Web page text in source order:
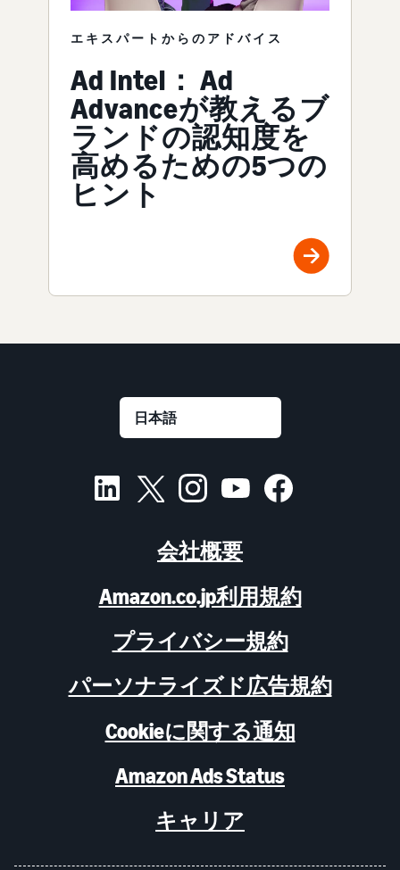
エキスパートからのアドバイス
Ad Intel： Ad
Advanceが教えるブ
ランドの認知度を
高めるための5つの
ヒント
会社概要
Amazon.co.jp利用規約
プライバシー規約
パーソナライズド広告規約
Cookieに関する通知
Amazon Ads Status
キャリア